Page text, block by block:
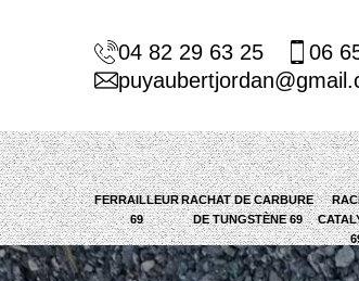
04 82 29 63 25
06
FERRAILLEUR
69
RACHAT DE CARBURE
DE TUNGSTÈNE 69